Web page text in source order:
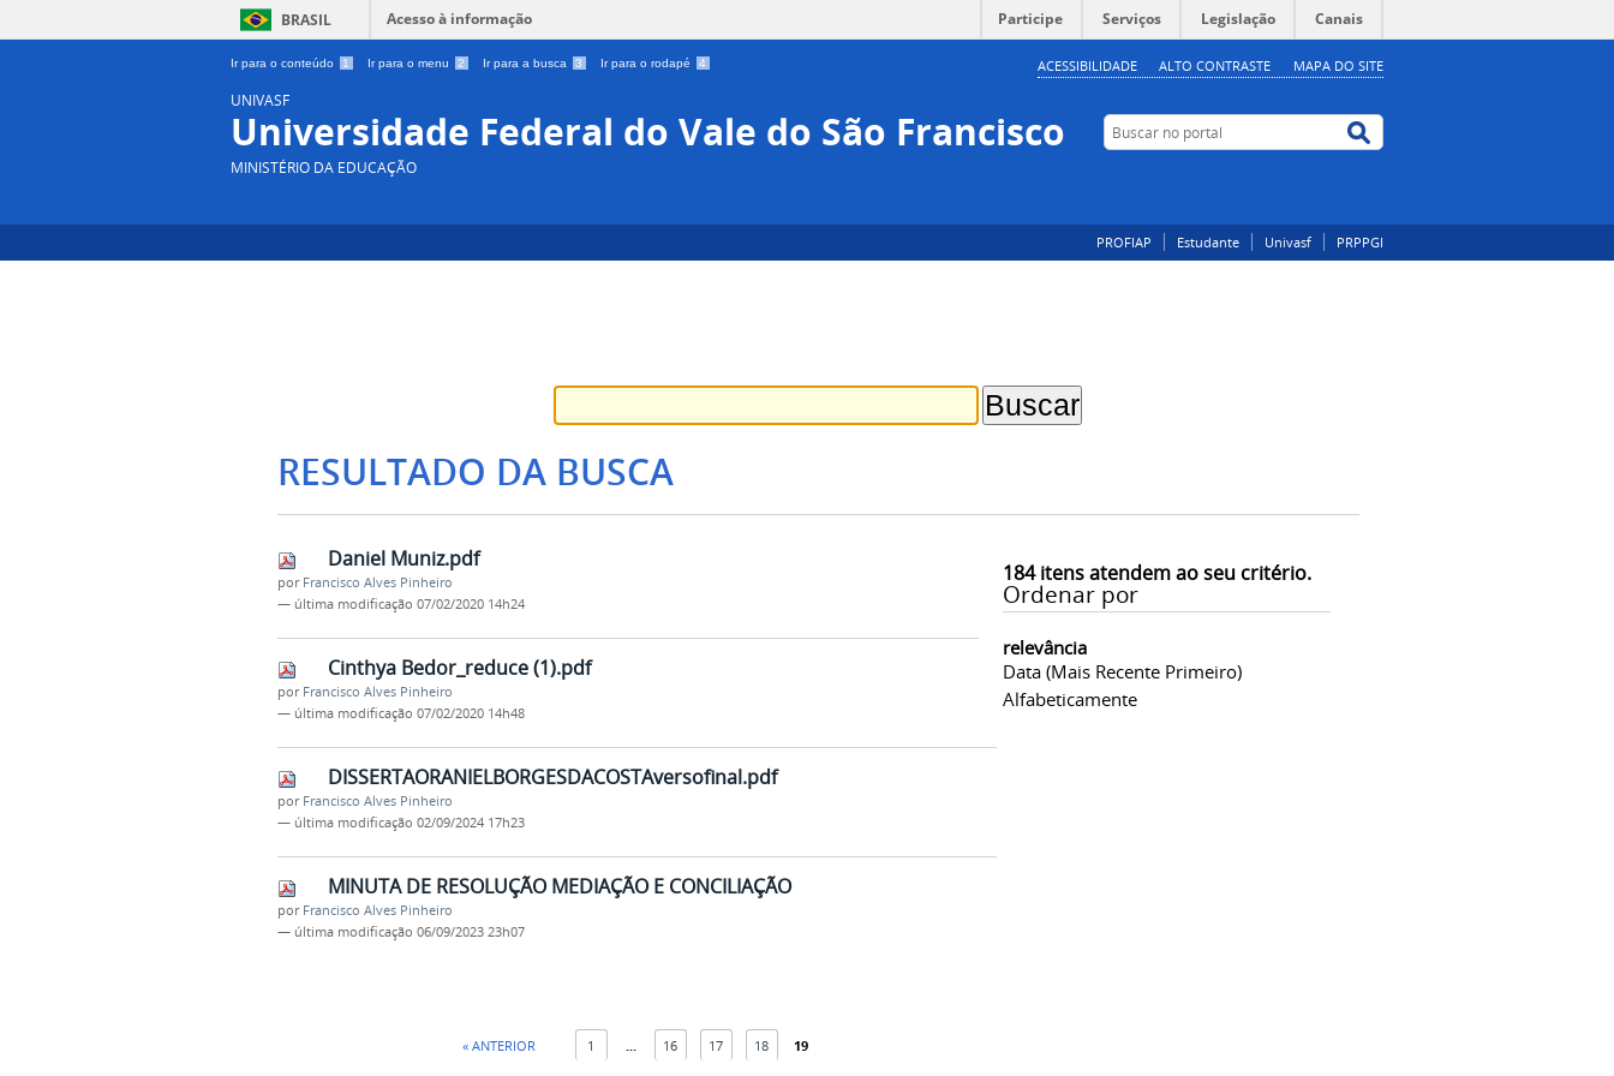
BRASIL Acesso à informação Participe Serviços Legislação Canais
Ir para o conteúdo 1 Ir para o menu 2 Ir para a busca 3 Ir para o rodapé 4 ACESSIBILIDADE ALTO CONTRASTE MAPA DO SITE
UNIVASF
Universidade Federal do Vale do São Francisco
MINISTÉRIO DA EDUCAÇÃO
Buscar no portal
PROFIAP Estudante Univasf PRPPGI
RESULTADO DA BUSCA
184itens atendem ao seu critério.
Ordenar por
relevância
Data (mais Recente Primeiro)
Alfabeticamente
Daniel Muniz.pdf
por Francisco Alves Pinheiro
— última modificação 07/02/2020 14h24
Cinthya Bedor_reduce (1).pdf
por Francisco Alves Pinheiro
— última modificação 07/02/2020 14h48
DISSERTAORANIELBORGESDACOSTAversofinal.pdf
por Francisco Alves Pinheiro
— última modificação 02/09/2024 17h23
MINUTA DE RESOLUÇÃO MEDIAÇÃO E CONCILIAÇÃO
por Francisco Alves Pinheiro
— última modificação 06/09/2023 23h07
« ANTERIOR 1 16 17 18 19